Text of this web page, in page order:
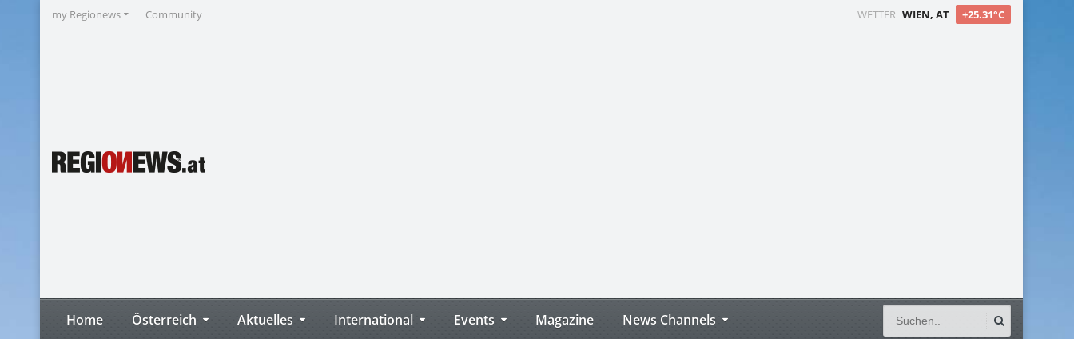
WETTER WIEN, AT +25.31°C
my Regionews Community
Home Österreich Aktuelles International Events Magazine News Channels